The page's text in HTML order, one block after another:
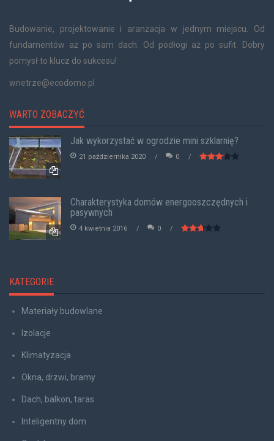
Budowanie, projektowanie i aranżacja w jednym miejscu. Od
fundamentów aż po sam dach. Od podłogi aż po sufit. Dobry
pomysł to klucz do sukcesu!
wnetrze@ecodomo.pl
WARTO ZOBACZYĆ
Jak wykorzystać w ogrodzie mini szklarnię?
21 października 2020 0
Charakterystyka domów energooszczędnych i
pasywnych
4 kwietnia 2016 0
KATEGORIE
Materiały budowlane
Izolacje
Klimatyzacja
Okna, drzwi, bramy
Dach, balkon, taras
Inteligentny dom